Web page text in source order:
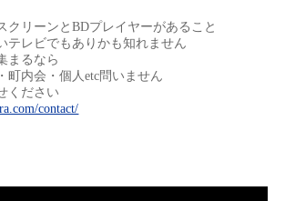
クリーンとBDプレイヤーがあること
テレビでもありかも知れません
まるなら
町内会・個人etc問いません
ください
contact/